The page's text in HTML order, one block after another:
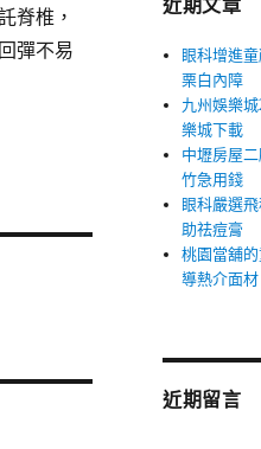
脊椎，
彈不易
近期文章
眼科增進
栗白內障
九州娛樂
樂城下載
中壢房屋
竹急用錢
眼科嚴選
助祛痘膏
桃園當舖
導熱介面材
近期留言